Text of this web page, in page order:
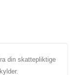
din skattepliktige